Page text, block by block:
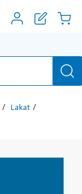
Lakat